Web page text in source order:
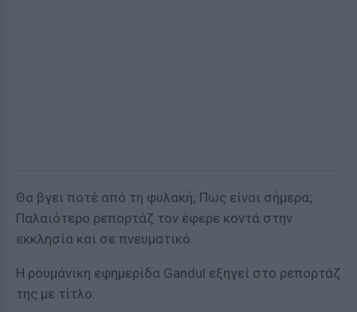
Θα βγει ποτέ από τη φυλακή; Πως είναι σήμερα;
Παλαιότερο ρεπορτάζ τον έφερε κοντά στην
εκκλησία και σε πνευματικό.
Η ρουμάνικη εφημερίδα Gandul εξηγεί στο ρεπορτάζ
της με τίτλο: